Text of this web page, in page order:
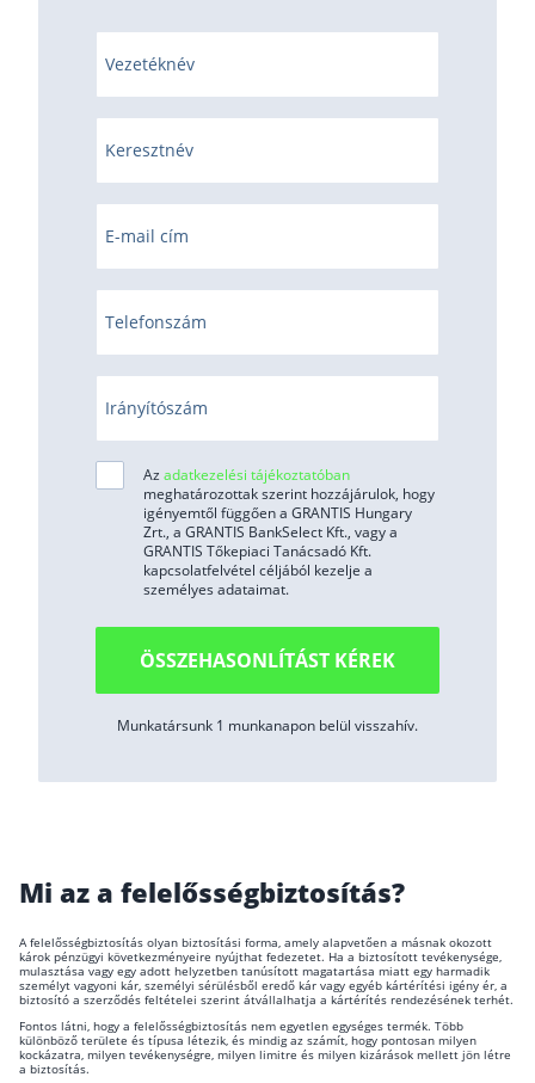
Vezetéknév
Keresztnév
E-mail cím
Telefonszám
Irányítószám
Az adatkezelési tájékoztatóban
meghatározottak szerint hozzájárulok, hogy
igényemtől függően a GRANTIS Hungary
Zrt., a GRANTIS BankSelect Kft., vagy a
GRANTIS Tőkepiaci Tanácsadó Kft.
kapcsolatfelvétel céljából kezelje a
személyes adataimat.
ÖSSZEHASONLÍTÁST KÉREK
Munkatársunk 1 munkanapon belül visszahív.
Mi az a felelősségbiztosítás?
A felelősségbiztosítás olyan biztosítási forma, amely alapvetően a másnak okozott
károk pénzügyi következményeire nyújthat fedezetet. Ha a biztosított tevékenysége,
mulasztása vagy egy adott helyzetben tanúsított magatartása miatt egy harmadik
személyt vagyoni kár, személyi sérülésből eredő kár vagy egyéb kártérítési igény ér, a
biztosító a szerződés feltételei szerint átvállalhatja a kártérítés rendezésének terhét.
Fontos látni, hogy a felelősségbiztosítás nem egyetlen egységes termék. Több
különböző területe és típusa létezik, és mindig az számít, hogy pontosan milyen
kockázatra, milyen tevékenységre, milyen limitre és milyen kizárások mellett jön létre
a biztosítás.